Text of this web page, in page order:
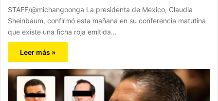
STAFF/@michangoonga La presidenta de México, Claudia
Sheinbaum, confirmó esta mañana en su conferencia matutina
que existe una ficha roja emitida…
Leer más »